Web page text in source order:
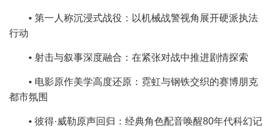
• 第一人称沉浸式战役：以机械战警视角展开硬派执法
行动
• 射击与叙事深度融合：在紧张对战中推进剧情探索
• 电影原作美学高度还原：霓虹与钢铁交织的赛博朋克
都市氛围
• 彼得·威勒原声回归：经典角色配音唤醒80年代科幻记